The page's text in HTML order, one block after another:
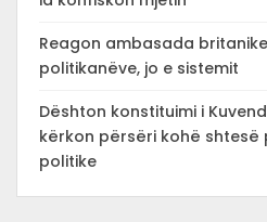
Reagon ambasada
politikanëve, jo e sistemit
Dështon konstituimi i
kërkon përsëri kohë shtesë
politike